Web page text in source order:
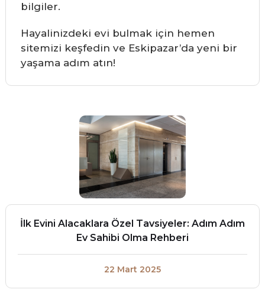
bilgiler.
Hayalinizdeki evi bulmak için hemen
sitemizi keşfedin ve Eskipazar’da yeni bir
yaşama adım atın!
İlk Evini Alacaklara Özel Tavsiyeler: Adım Adım
Ev Sahibi Olma Rehberi
22 Mart 2025